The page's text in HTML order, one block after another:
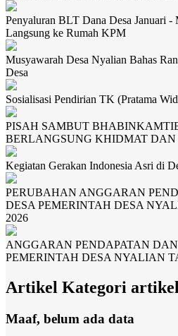
Penyaluran BLT Dana Desa Januari -
Langsung ke Rumah KPM
Musyawarah Desa Nyalian Bahas
Desa
Sosialisasi Pendirian TK (Pratama
PISAH SAMBUT
BERLANGSUNG KHIDMAT
Kegiatan Gerakan Indonesia Asri di
PERUBAHAN ANGGARAN
DESA PEMERINTAH DESA
2026
ANGGARAN PENDAPATAN
PEMERINTAH DESA NYALIAN
Artikel Kategori artikel
Maaf, belum ada data